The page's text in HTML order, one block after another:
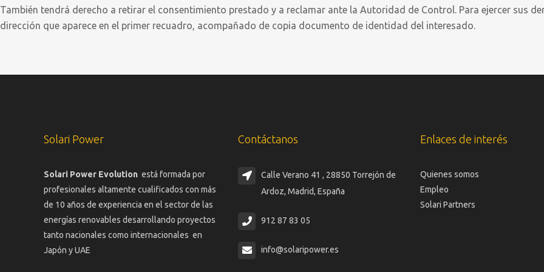
También tendrá derecho a retirar el consentimiento prestado y a reclamar ante la Autoridad de Control. Para ejercer sus
dirección que aparece en el primer recuadro, acompañado de copia documento de identidad del interesado.
Solari Power
Solari Power Evolution está formada por
profesionales altamente cualificados con más
de 10 años de experiencia en el sector de las
energías renovables desarrollando proyectos
tanto nacionales como internacionales en
Japón y UAE
Contáctanos
Calle Verano 41 , 28850 Torrejón de
Ardoz, Madrid, España
912 87 83 05
info@solaripower.es
Enlaces de interés
Quienes somos
Empleo
Solari Partners